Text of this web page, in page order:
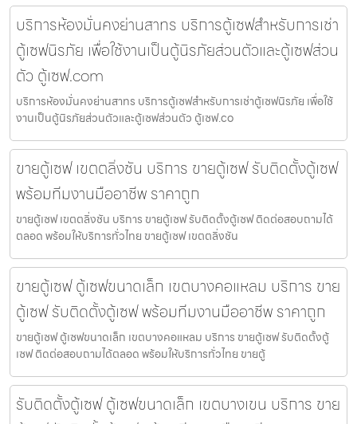
บริการห้องมั่นคงย่านสาทร บริการตู้เซฟสำหรับการเช่า
ตู้เซฟนิรภัย เพื่อใช้งานเป็นตู้นิรภัยส่วนตัวและตู้เซฟส่วน
ตัว ตู้เซฟ.com
บริการห้องมั่นคงย่านสาทร บริการตู้เซฟสำหรับการเช่าตู้เซฟนิรภัย เพื่อใช้
งานเป็นตู้นิรภัยส่วนตัวและตู้เซฟส่วนตัว ตู้เซฟ.co
ขายตู้เซฟ เขตตลิ่งชัน บริการ ขายตู้เซฟ รับติดตั้งตู้เซฟ
พร้อมทีมงานมืออาชีพ ราคาถูก
ขายตู้เซฟ เขตตลิ่งชัน บริการ ขายตู้เซฟ รับติดตั้งตู้เซฟ ติดต่อสอบถามได้
ตลอด พร้อมให้บริการทั่วไทย ขายตู้เซฟ เขตตลิ่งชัน
ขายตู้เซฟ ตู้เซฟขนาดเล็ก เขตบางคอแหลม บริการ ขาย
ตู้เซฟ รับติดตั้งตู้เซฟ พร้อมทีมงานมืออาชีพ ราคาถูก
ขายตู้เซฟ ตู้เซฟขนาดเล็ก เขตบางคอแหลม บริการ ขายตู้เซฟ รับติดตั้งตู้
เซฟ ติดต่อสอบถามได้ตลอด พร้อมให้บริการทั่วไทย ขายตู้
รับติดตั้งตู้เซฟ ตู้เซฟขนาดเล็ก เขตบางเขน บริการ ขาย